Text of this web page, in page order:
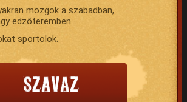
mozgok a szabadban,
edzőteremben.
sportolok.